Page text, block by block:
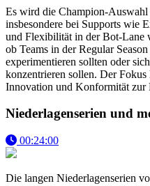
Es wird die Champion-
insbesondere bei Supports wie
und Flexibilität in der Bot-Lane
ob Teams in der Regular
experimentieren sollten oder
konzentrieren sollen. Der
Innovation und Konformität zur
Niederlagenserien und
00:24:00
Die langen Niederlagenserien